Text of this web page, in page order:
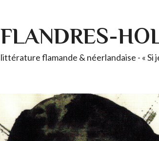
FLANDRES-
littérature flamande & néerlandaise - « Si